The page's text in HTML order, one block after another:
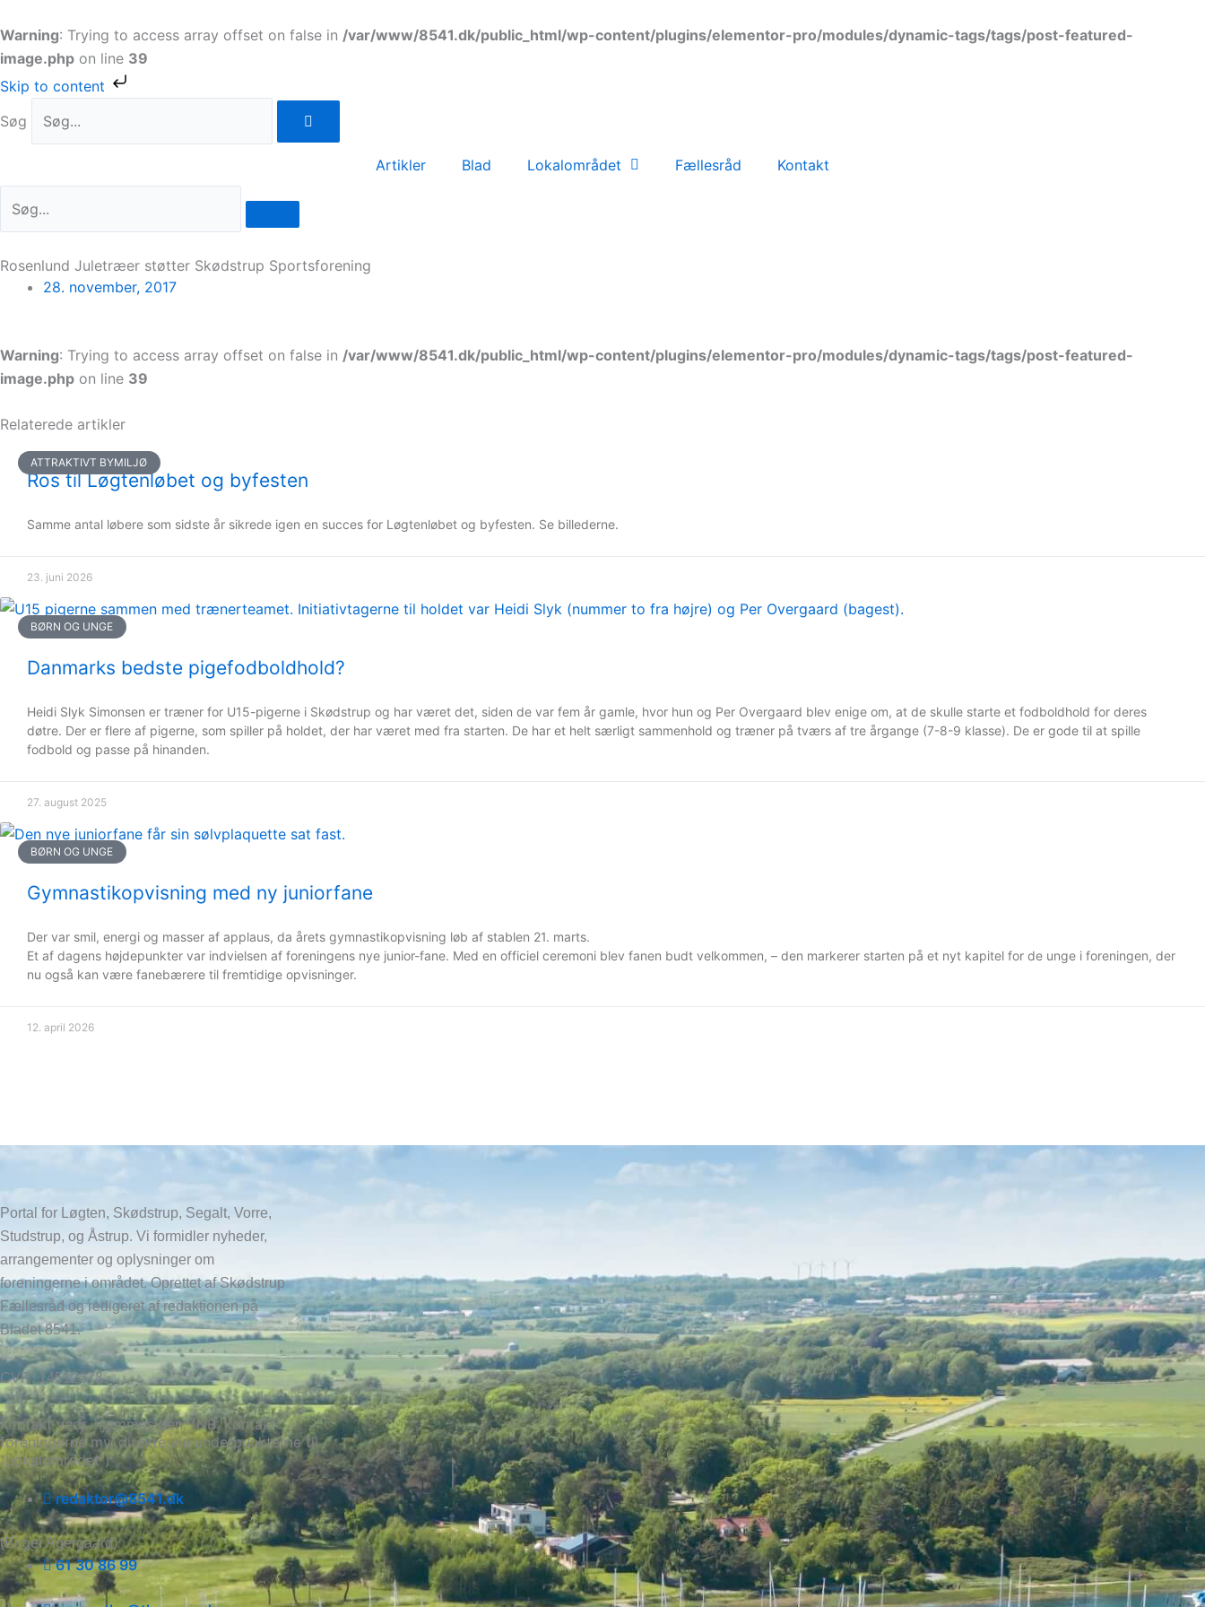
Warning: Trying to access array offset on false in /var/www/8541.dk/public_html/wp-content/plugins/elementor-pro/modules/dynamic-tags/tags/post-featured-
image.php on line 39
Skip to content
til
indholdet
Søg
Artikler Blad Lokalområdet Fællesråd Kontakt
Rosenlund Juletræer støtter Skødstrup Sportsforening
28. november, 2017
Warning: Trying to access array offset on false in /var/www/8541.dk/public_html/wp-content/plugins/elementor-pro/modules/dynamic-tags/tags/post-featured-
image.php on line 39
Relaterede artikler
ATTRAKTIVT BYMILJØ
Ros til Løgtenløbet og byfesten
Samme antal løbere som sidste år sikrede igen en succes for Løgtenløbet og byfesten. Se billederne.
23. juni 2026
BØRN OG UNGE
Danmarks bedste pigefodboldhold?
Heidi Slyk Simonsen er træner for U15-pigerne i Skødstrup og har været det, siden de var fem år gamle, hvor hun og Per Overgaard blev enige om, at de skulle starte et fodboldhold for deres
døtre. Der er flere af pigerne, som spiller på holdet, der har været med fra starten. De har et helt særligt sammenhold og træner på tværs af tre årgange (7-8-9 klasse). De er gode til at spille
fodbold og passe på hinanden.
27. august 2025
BØRN OG UNGE
Gymnastikopvisning med ny juniorfane
Der var smil, energi og masser af applaus, da årets gymnastikopvisning løb af stablen 21. marts.
Et af dagens højdepunkter var indvielsen af foreningens nye junior-fane. Med en officiel ceremoni blev fanen budt velkommen, – den markerer starten på et nyt kapitel for de unge i foreningen, der
nu også kan være fanebærere til fremtidige opvisninger.
12. april 2026
Portal for Løgten, Skødstrup, Segalt, Vorre,
Studstrup, og Åstrup. Vi formidler nyheder,
arrangementer og oplysninger om
foreningerne i området. Oprettet af Skødstrup
Fællesråd og redigeret af redaktionen på
Bladet 8541.
CVR: 14512373
Kontakt vedr. hjemmesiden: (NB: kontakt
foreningerne mv. direkte via underpunkterne til
"Lokalområdet")
redaktor@8541.dk
(Birger Agergaard)
61 30 86 99